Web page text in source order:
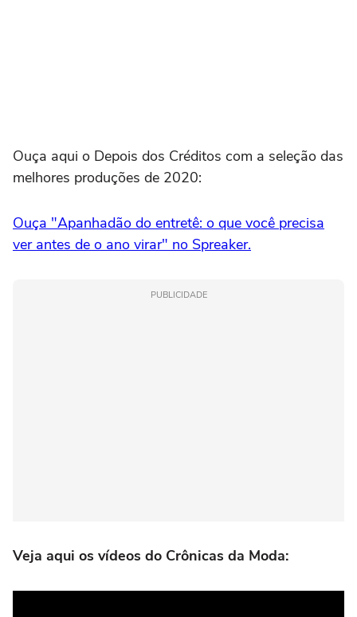
Ouça aqui o Depois dos Créditos com a seleção das
melhores produções de 2020:
Ouça "Apanhadão do entretê: o que você precisa
ver antes de o ano virar" no Spreaker.
PUBLICIDADE
Veja aqui os vídeos do Crônicas da Moda: